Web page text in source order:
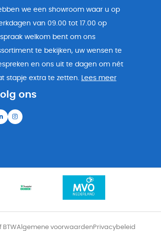
we een showroom waar u op
van 09.00 tot 17.00 op
welkom bent om ons
te bekijken, uw wensen te
en ons uit te dagen om nét
stapje extra te zetten.
Lees meer
ons
BTWAlgemene voorwaardenPrivacybeleid